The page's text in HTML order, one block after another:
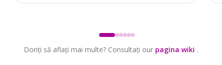
Doriți să aflați mai multe? Consultați our pagina wiki .